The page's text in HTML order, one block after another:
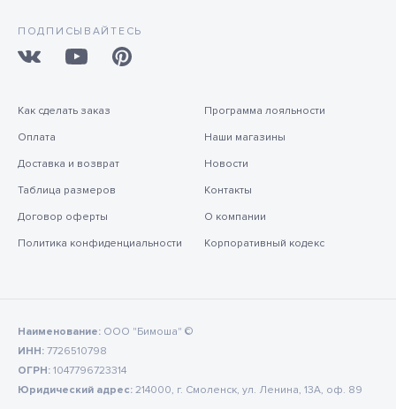
ПОДПИСЫВАЙТЕСЬ
Как сделать заказ
Оплата
Доставка и возврат
Таблица размеров
Договор оферты
Политика конфиденциальности
Программа лояльности
Наши магазины
Новости
Контакты
О компании
Корпоративный кодекс
Наименование: ООО "Бимоша" ©
ИНН: 7726510798
ОГРН: 1047796723314
Юридический адрес: 214000, г. Смоленск, ул. Ленина, 13А, оф. 89